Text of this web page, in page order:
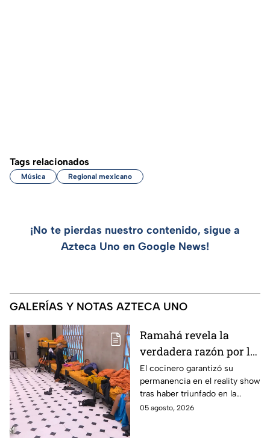
Tags relacionados
Música Regional mexicano
¡No te pierdas nuestro contenido, sigue a
Azteca Uno en Google News!
GALERÍAS Y NOTAS AZTECA UNO
Ramahá revela la
verdadera razón por la
que subió a Daniela al
balcón de MasterChef
24/7
El cocinero garantizó su
permanencia en el reality show
tras haber triunfado en la
pasada batalla por equipos
05 agosto, 2026